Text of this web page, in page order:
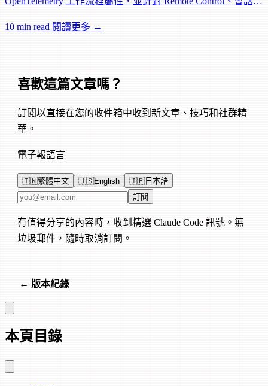
10 min read 閱讀更多 →
喜歡這篇文章嗎？
訂閱以直接在您的收件箱中收到新文章、技巧和社群精
華。
電子報語言
🇹🇼繁體中文 🇺🇸English 🇯🇵日本語
電子郵件地址 訂閱
有值得分享的內容時，收到精選 Claude Code 訊號。無
垃圾郵件，隨時取消訂閱。
← 版本紀錄
本頁目錄